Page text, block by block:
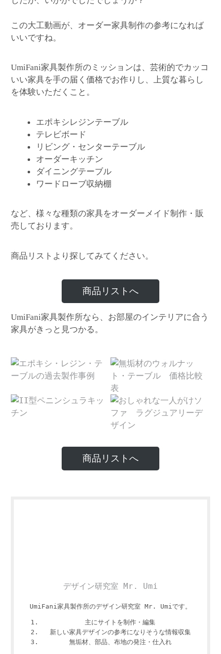
この大工動画が、オーダー家具制作の参考になれば
いいですね。
UmiFani家具製作所のミッションは、芸術的でカッコ
いい家具を手の届く価格でお作りし、上質な暮らし
を体験いただくこと。
エポキシレジンテーブル
テレビボード
リビング・センターテーブル
オーダーキッチン
ダイニングテーブル
ワードローブ収納棚
など、様々な種類の家具をオーダーメイド制作・販
売しております。
商品リストより探してみてください。
商品リストへ
UmiFani家具製作所なら、お部屋のインテリアに合う
家具がきっと見つかる。
商品リストへ
デザイン研究室 Mr. Umi
UmiFani家具製作所のデザイン研究室 Mr. Umiです。
主にサイトを制作・編集
新しい家具デザインの参考になりそうな情報収集
無垢材、部品、布地の発注・仕入れ